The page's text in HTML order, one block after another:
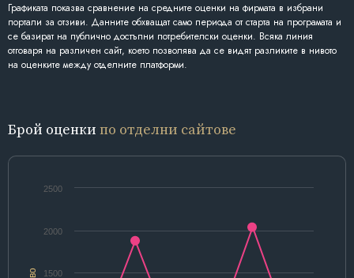
Графиката показва сравнение на средните оценки на фирмата в избрани
портали за отзиви. Данните обхващат само периода от старта на програмата и
се базират на публично достъпни потребителски оценки. Всяка линия
отговаря на различен сайт, което позволява да се видят разликите в нивото
на оценките между отделните платформи.
Брой оценки по отделни сайтове
1500
2000
2500